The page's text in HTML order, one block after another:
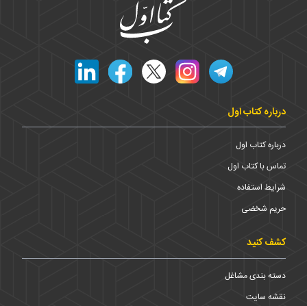
درباره کتاب اول
درباره کتاب اول
تماس با کتاب اول
شرایط استفاده
حریم شخضی
کشف کنید
دسته بندی مشاغل
نقشه سایت